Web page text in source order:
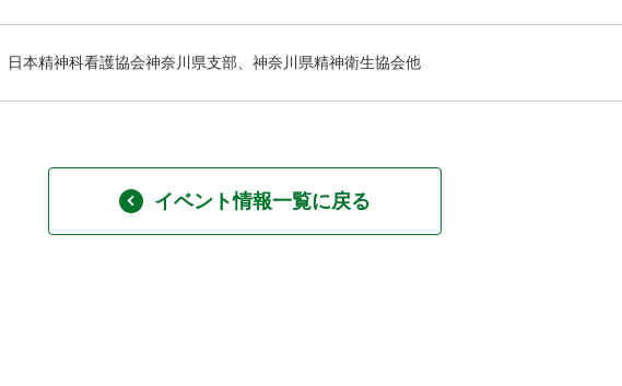
日本精神科看護協会神奈川県支部、神奈川県精神衛生協会他
イベント情報一覧に戻る